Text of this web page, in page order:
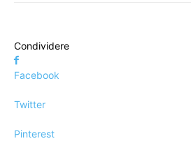
Condividere
Facebook
Twitter
Pinterest